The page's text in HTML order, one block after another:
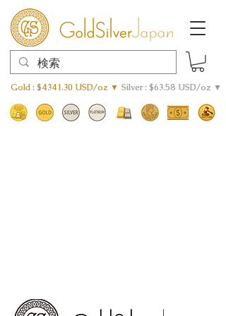
Gold : $4341.30 USD/oz ▼ Silver : $63.58 USD/oz ▼